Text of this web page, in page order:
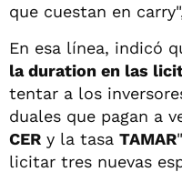
que cuestan en
En esa línea, indicó
la duration en las
tentar a los
duales que pagan a
CER y la tasa TAMAR
licitar tres nuevas